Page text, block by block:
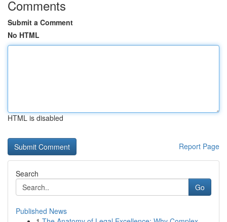
Comments
Submit a Comment
No HTML
HTML is disabled
Report Page
Search
Go
Published News